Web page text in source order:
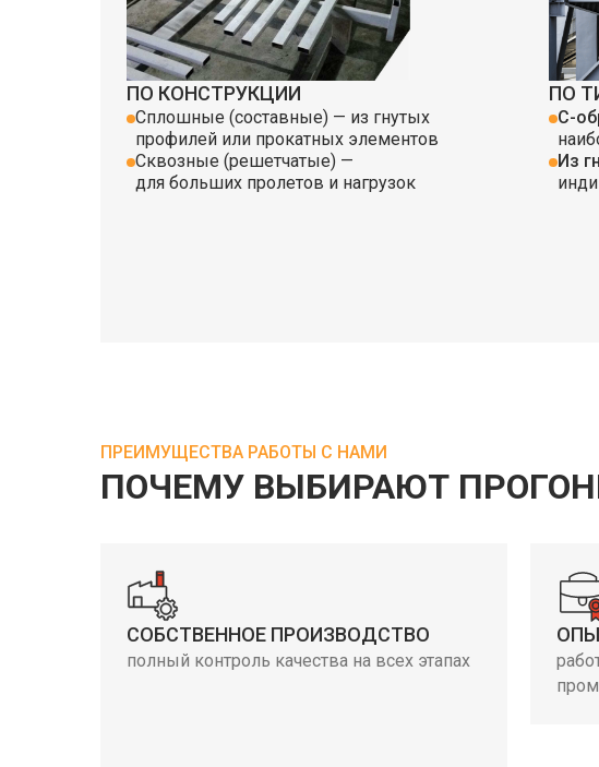
ПО КОНСТРУКЦИИ
Сплошные (составные) — из гнутых
профилей или прокатных элементов
Сквозные (решетчатые) —
для больших пролетов и нагрузок
ПО
С-
Из
ПРЕИМУЩЕСТВА РАБОТЫ С НАМИ
ПОЧЕМУ ВЫБИРАЮТ
СОБСТВЕННОЕ ПРОИЗВОДСТВО
полный контроль качества на всех этапах